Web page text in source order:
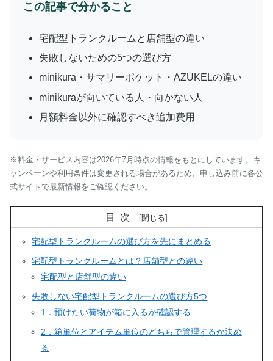
この記事で分かること
宅配型トランクルームと店舗型の違い
失敗しないための5つの選び方
minikura・サマリーポケット・AZUKELの違い
minikuraが向いている人・向かない人
月額料金以外に確認すべき追加費用
※料金・サービス内容は2026年7月時点の情報をもとにしています。キ
ャンペーンや利用条件は変更される場合があるため、申し込み前に各公
式サイトで最新情報をご確認ください。
目次
宅配型トランクルームの選び方を先にまとめる
宅配型トランクルームとは？店舗型との違い
宅配型と店舗型の違い
失敗しない宅配型トランクルームの選び方5つ
1．預けたい荷物が箱に入るか確認する
2．箱単位とアイテム単位のどちらで管理するか決め
る